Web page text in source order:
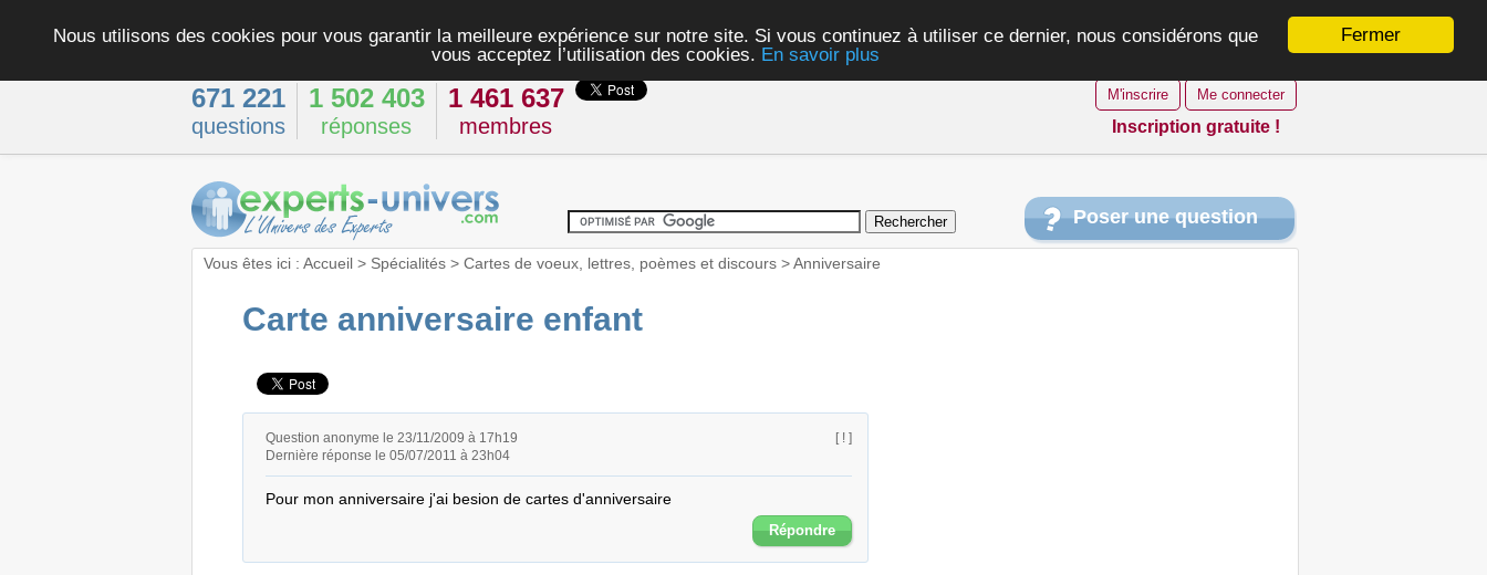
Fermer
Nous utilisons des cookies pour vous garantir la meilleure expérience sur notre site. Si vous continuez à utiliser ce dernier, nous considérons que
vous acceptez l’utilisation des cookies. En savoir plus
671 221
questions
1 502 403
réponses
1 461 637
membres
M'inscrire Me connecter
Inscription gratuite !
Poser une question
Vous êtes ici : Accueil> Spécialités> Cartes de voeux, lettres, poèmes et discours>Anniversaire
Carte anniversaire enfant
Question anonyme le 23/11/2009 à 17h19
Dernière réponse le 05/07/2011 à 23h04
[ ! ]
Pour mon anniversaire j'ai besion de cartes d'anniversaire
Répondre